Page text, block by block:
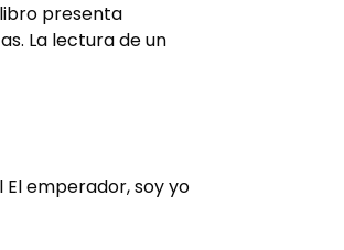
presenta
La lectura de un
emperador, soy yo